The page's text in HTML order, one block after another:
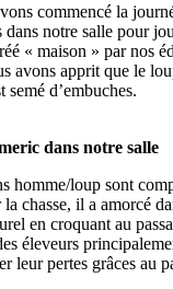
commencé la
dans notre salle pour
« maison » par nos
avons apprit que le
semé d’embuches.
dans notre salle
homme/loup sont
chasse, il a amorcé
en croquant au
éleveurs
leur pertes grâces au